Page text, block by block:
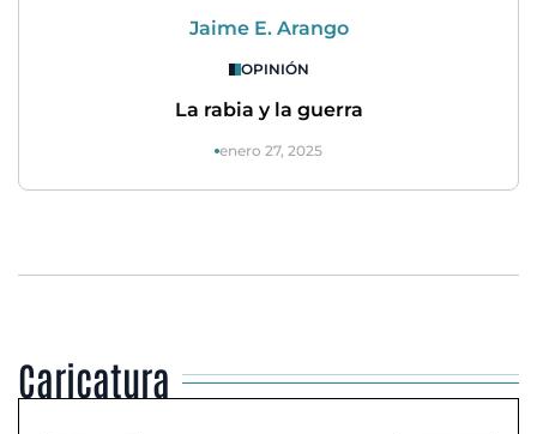
Jaime E. Arango
OPINIÓN
La rabia y la guerra
enero 27, 2025
Caricatura